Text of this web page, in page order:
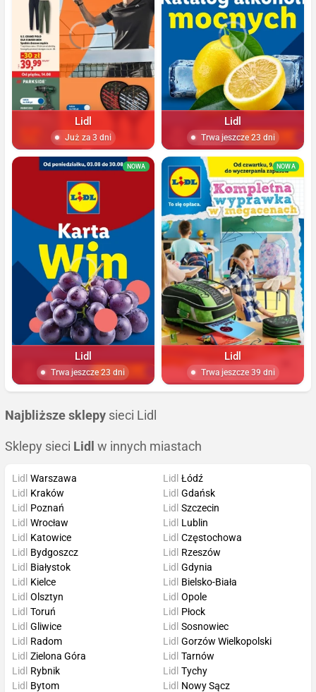
Lidl
Już za 3 dni
Lidl
Trwa jeszcze 23 dni
NOWA
Lidl
Trwa jeszcze 23 dni
NOWA
Lidl
Trwa jeszcze 39 dni
Najbliższe sklepy sieci Lidl
Sklepy sieci Lidl w innych miastach
Lidl Warszawa
Lidl
Kraków
Lidl
Poznań
Lidl Wrocław
Lidl Łódź
Lidl Gdańsk
Lidl Szczecin
Lidl
Lublin
Lidl
Katowice
Lidl
Bydgoszcz
Lidl
Białystok
Lidl
Kielce
Lidl Częstochowa
Lidl
Rzeszów
Lidl Gdynia
Lidl
Bielsko-Biała
Lidl Olsztyn
Lidl Toruń
Lidl Gliwice
Lidl
Radom
Lidl Opole
Lidl
Płock
Lidl Sosnowiec
Lidl Gorzów Wielkopolski
Lidl Zielona Góra
Lidl
Rybnik
Lidl
Bytom
Lidl Tarnów
Lidl Tychy
Lidl
Nowy Sącz